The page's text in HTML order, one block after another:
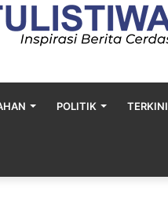
POLITIK TERKINI